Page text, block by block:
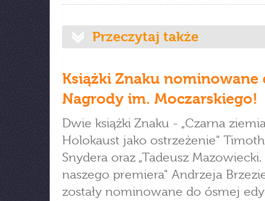
Przeczytaj także
Książki Znaku nominowane
Nagrody im. Moczarskiego!
Dwie książki Znaku - „Czarna
Holokaust jako ostrzeżenie"
Snydera oraz „Tadeusz
naszego premiera" Andrzeja
zostały nominowane do ósmej